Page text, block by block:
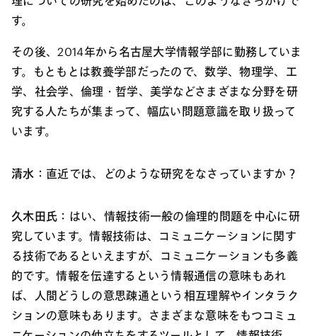
す。
その後、2014年から名古屋大学情報学部に勤務していま
す。もともとは教養学部だったので、数学、物理学、工
学、社会学、倫理・哲学、美学などさまざまな分野を研
究する人たちが集まって、幅広い問題意識を取り扱って
います。
清水： 直近では、どのような研究をなさっていますか？
久木田氏： はい、情報技術一般の倫理的問題を中心に研
究しています。情報技術は、コミュニケーションに関す
る技術であるといえますが、コミュニケーションも多義
的です。情報を伝達するという情報通信の意味もあれ
ば、人間どうしの意思疎通という相互理解やインタラク
ションの意味もあります。さまざまな意味をもつコミュ